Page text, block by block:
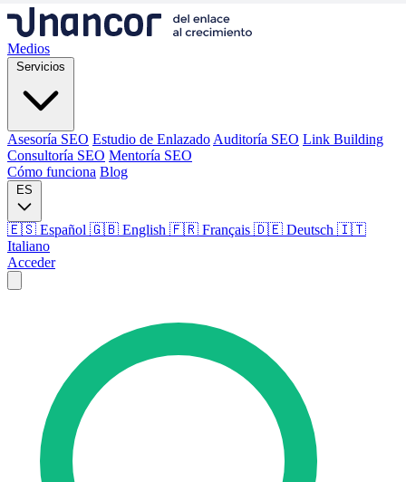
Medios
Servicios
Asesoría SEO Estudio de Enlazado Auditoría SEO Link Building
Consultoría SEO Mentoría SEO
Cómo funciona Blog
ES
🇪🇸 Español 🇬🇧 English 🇫🇷 Français 🇩🇪 Deutsch 🇮🇹
Italiano
Acceder
Asesoría SEO Estudio de Enlazado Auditoría SEO
Consultoría SEO
Cómo funciona
Idioma